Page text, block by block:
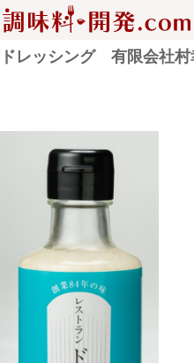
レッシング 有限会社村